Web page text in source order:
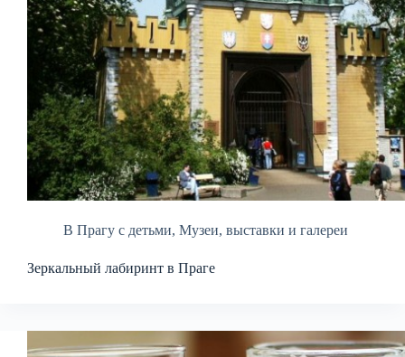
В Прагу с детьми, Музеи, выставки и галереи
Зеркальный лабиринт в Праге